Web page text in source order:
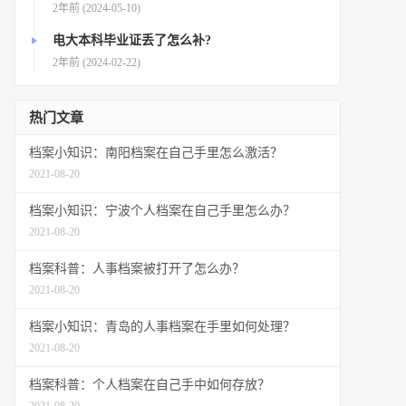
2年前 (2024-05-10)
电大本科毕业证丢了怎么补?
2年前 (2024-02-22)
热门文章
档案小知识：南阳档案在自己手里怎么激活？
2021-08-20
档案小知识：宁波个人档案在自己手里怎么办？
2021-08-20
档案科普：人事档案被打开了怎么办？
2021-08-20
档案小知识：青岛的人事档案在手里如何处理？
2021-08-20
档案科普：个人档案在自己手中如何存放？